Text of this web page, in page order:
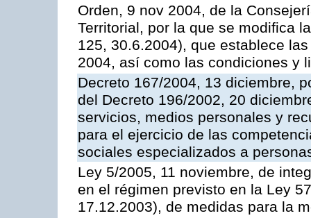
Orden, 9 nov 2004, de la
Territorial, por la que se modifica
125, 30.6.2004), que establece
2004, así como las condiciones y
Decreto 167/2004, 13 diciembre,
del Decreto 196/2002, 20
servicios, medios personales y
para el ejercicio de las
sociales especializados a
Ley 5/2005, 11 noviembre, de
en el régimen previsto en la Ley
17.12.2003), de medidas para la